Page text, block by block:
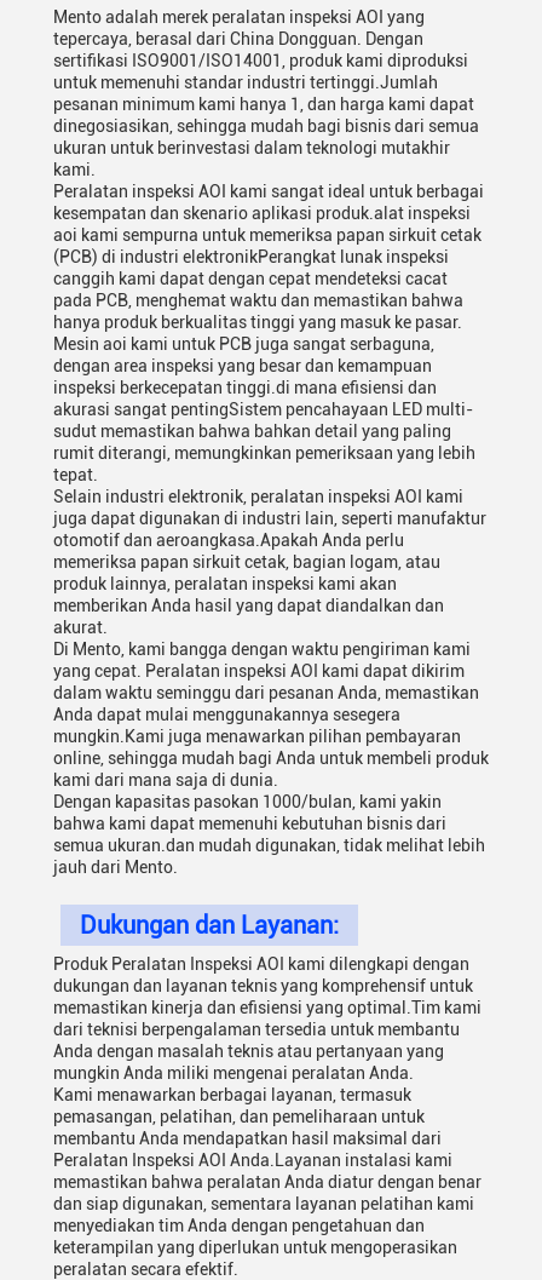
Mento adalah merek peralatan inspeksi AOI yang
tepercaya, berasal dari China Dongguan. Dengan
sertifikasi ISO9001/ISO14001, produk kami diproduksi
untuk memenuhi standar industri tertinggi.Jumlah
pesanan minimum kami hanya 1, dan harga kami dapat
dinegosiasikan, sehingga mudah bagi bisnis dari semua
ukuran untuk berinvestasi dalam teknologi mutakhir
kami.
Peralatan inspeksi AOI kami sangat ideal untuk berbagai
kesempatan dan skenario aplikasi produk.alat inspeksi
aoi kami sempurna untuk memeriksa papan sirkuit cetak
(PCB) di industri elektronikPerangkat lunak inspeksi
canggih kami dapat dengan cepat mendeteksi cacat
pada PCB, menghemat waktu dan memastikan bahwa
hanya produk berkualitas tinggi yang masuk ke pasar.
Mesin aoi kami untuk PCB juga sangat serbaguna,
dengan area inspeksi yang besar dan kemampuan
inspeksi berkecepatan tinggi.di mana efisiensi dan
akurasi sangat pentingSistem pencahayaan LED multi-
sudut memastikan bahwa bahkan detail yang paling
rumit diterangi, memungkinkan pemeriksaan yang lebih
tepat.
Selain industri elektronik, peralatan inspeksi AOI kami
juga dapat digunakan di industri lain, seperti manufaktur
otomotif dan aeroangkasa.Apakah Anda perlu
memeriksa papan sirkuit cetak, bagian logam, atau
produk lainnya, peralatan inspeksi kami akan
memberikan Anda hasil yang dapat diandalkan dan
akurat.
Di Mento, kami bangga dengan waktu pengiriman kami
yang cepat. Peralatan inspeksi AOI kami dapat dikirim
dalam waktu seminggu dari pesanan Anda, memastikan
Anda dapat mulai menggunakannya sesegera
mungkin.Kami juga menawarkan pilihan pembayaran
online, sehingga mudah bagi Anda untuk membeli produk
kami dari mana saja di dunia.
Dengan kapasitas pasokan 1000/bulan, kami yakin
bahwa kami dapat memenuhi kebutuhan bisnis dari
semua ukuran.dan mudah digunakan, tidak melihat lebih
jauh dari Mento.
Dukungan dan Layanan:
Produk Peralatan Inspeksi AOI kami dilengkapi dengan
dukungan dan layanan teknis yang komprehensif untuk
memastikan kinerja dan efisiensi yang optimal.Tim kami
dari teknisi berpengalaman tersedia untuk membantu
Anda dengan masalah teknis atau pertanyaan yang
mungkin Anda miliki mengenai peralatan Anda.
Kami menawarkan berbagai layanan, termasuk
pemasangan, pelatihan, dan pemeliharaan untuk
membantu Anda mendapatkan hasil maksimal dari
Peralatan Inspeksi AOI Anda.Layanan instalasi kami
memastikan bahwa peralatan Anda diatur dengan benar
dan siap digunakan, sementara layanan pelatihan kami
menyediakan tim Anda dengan pengetahuan dan
keterampilan yang diperlukan untuk mengoperasikan
peralatan secara efektif.